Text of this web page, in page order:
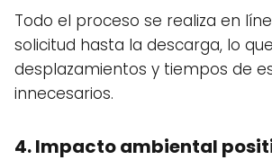
Todo el proceso se realiza en
solicitud hasta la descarga, lo
desplazamientos y tiempos de
innecesarios.
4. Impacto ambiental